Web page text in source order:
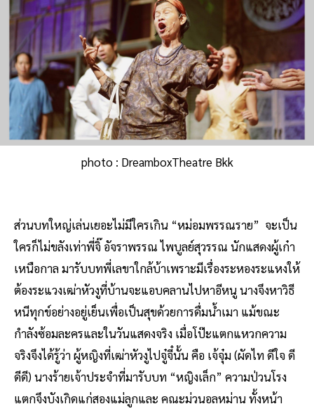
photo : DreamboxTheatre Bkk
ส่วนบทใหญ่เล่นเยอะไม่มีใครเกิน “หม่อมพรรณราย” จะเป็น
ใครก็ไม่ขลังเท่าพี่จิ๊ อัจราพรรณ ไพบูลย์สุวรรณ นักแสดงผู้เก๋า
เหนือกาล มารับบทพี่เลขาใกล้บ้าเพราะมีเรื่องระหองระแหงให้
ต้องระแวงเฒ่าหัวงูที่บ้านจะแอบคลานไปหาอีหนู นางจึงหาวิธี
หนีทุกข์อย่างอยู่เย็นเพื่อเป็นสุขด้วยการดื่มน้ำเมา แม้ขณะ
กำลังซ้อมละครและในวันแสดงจริง เมื่อโป๊ะแตกแหวกความ
จริงจึงได้รู้ว่า ผู้หญิงที่เฒ่าหัวงูไปจู๋จี๋นั้น คือ เจ้จุ๋ม (ผัดไท ดีใจ ดี
ดีดี) นางร้ายเจ้าประจำที่มารับบท “หญิงเล็ก” ความป่วนโรง
แตกจึงบังเกิดแก่สองแม่ลูกและ คณะม่วนอลหม่าน ทั้งหน้า